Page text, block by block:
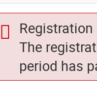
The
period has